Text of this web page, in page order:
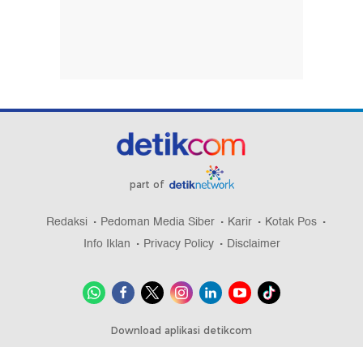
part of
Redaksi Pedoman Media Siber Karir
Kotak Pos
Info Iklan
Privacy Policy Disclaimer
Download aplikasi detikcom